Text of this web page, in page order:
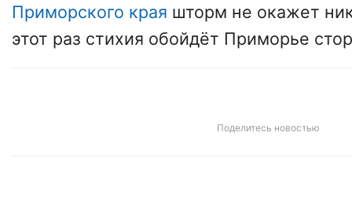
Приморского края шторм не окажет
этот раз стихия обойдёт Приморье
Поделитесь новостью